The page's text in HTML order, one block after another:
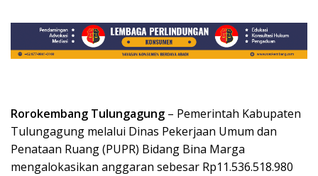
Rorokembang Tulungagung – Pemerintah Kabupaten
Tulungagung melalui Dinas Pekerjaan Umum dan
Penataan Ruang (PUPR) Bidang Bina Marga
mengalokasikan anggaran sebesar Rp11.536.518.980